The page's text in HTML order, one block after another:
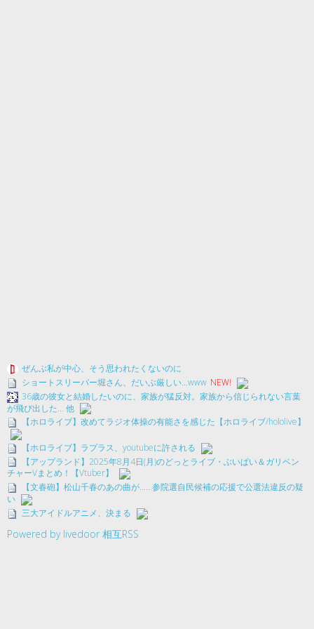
ぜんぶ私が中心、そう思われたくないのに
ショートスリーパー堀さん、だいぶ厳しい…www NEW!
36歳の彼女と結婚したいのに、家族が猛反対。家族から信じられない言葉
が飛び出した… 他
【ホロライブ】改めてラジオ体操の有能さを感じた【ホロライブ/hololive】
【ホロライブ】ラプラス、youtubeに許される
【アップランド】2025年8月4日(月)のどっとライブ・ぶいぱい＆ガリベン
チャーVまとめ！【Vtuber】
【文春砲】松山千春のあの曲が……参院選自民候補の応援で公選法違反の疑
い
三大アイドルアニメ、決まる
Powered by livedoor 相互RSS